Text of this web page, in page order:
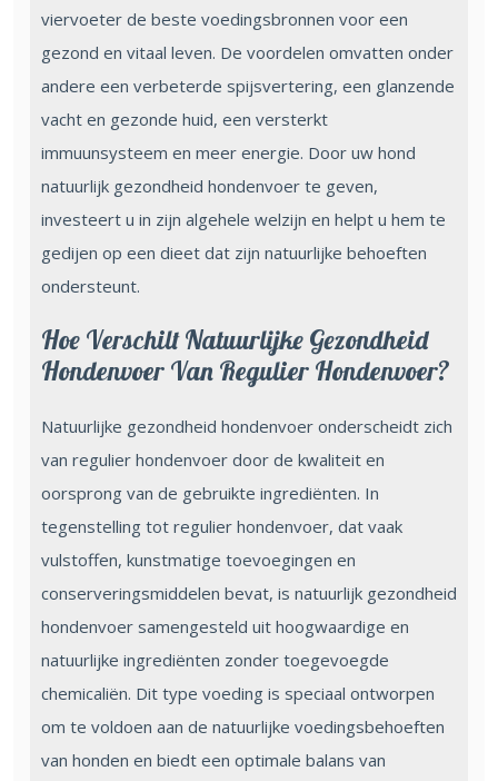
viervoeter de beste voedingsbronnen voor een
gezond en vitaal leven. De voordelen omvatten onder
andere een verbeterde spijsvertering, een glanzende
vacht en gezonde huid, een versterkt
immuunsysteem en meer energie. Door uw hond
natuurlijk gezondheid hondenvoer te geven,
investeert u in zijn algehele welzijn en helpt u hem te
gedijen op een dieet dat zijn natuurlijke behoeften
ondersteunt.
Hoe Verschilt Natuurlijke Gezondheid
Hondenvoer Van Regulier Hondenvoer?
Natuurlijke gezondheid hondenvoer onderscheidt zich
van regulier hondenvoer door de kwaliteit en
oorsprong van de gebruikte ingrediënten. In
tegenstelling tot regulier hondenvoer, dat vaak
vulstoffen, kunstmatige toevoegingen en
conserveringsmiddelen bevat, is natuurlijk gezondheid
hondenvoer samengesteld uit hoogwaardige en
natuurlijke ingrediënten zonder toegevoegde
chemicaliën. Dit type voeding is speciaal ontworpen
om te voldoen aan de natuurlijke voedingsbehoeften
van honden en biedt een optimale balans van